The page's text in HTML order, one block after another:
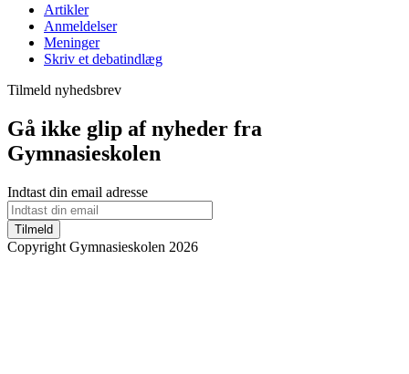
Artikler
Anmeldelser
Meninger
Skriv et debatindlæg
Tilmeld nyhedsbrev
Gå ikke glip af nyheder fra
Gymnasieskolen
Indtast din email adresse
Tilmeld
Copyright Gymnasieskolen 2026